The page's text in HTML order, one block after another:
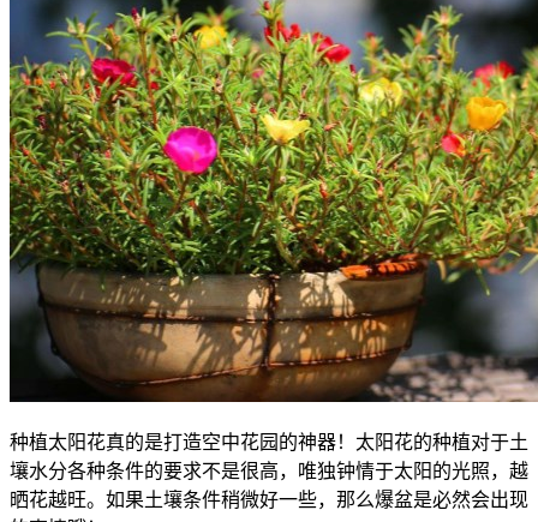
种植太阳花真的是打造空中花园的神器！太阳花的种植对于土
壤水分各种条件的要求不是很高，唯独钟情于太阳的光照，越
晒花越旺。如果土壤条件稍微好一些，那么爆盆是必然会出现